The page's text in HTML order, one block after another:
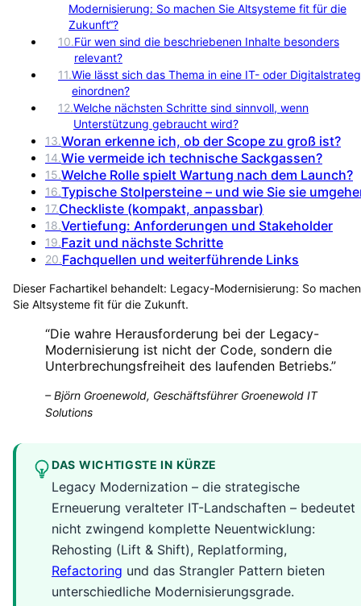
Modernisierung: So machen Sie Altsysteme fit für die
Zukunft“?
10.Für wen sind die beschriebenen Inhalte besonders
relevant?
11.Wie lässt sich das Thema in eine IT- oder
einordnen?
12.Welche nächsten Schritte sind sinnvoll, wenn
Unterstützung gebraucht wird?
13.Woran erkenne ich, ob der Scope zu groß ist?
14.Wie vermeide ich technische Sackgassen?
15.Welche Rolle spielt Wartung nach dem Launch?
16.Typische Stolpersteine – und wie Sie sie
17.Checkliste (kompakt, anpassbar)
18.Vertiefung: Anforderungen und Stakeholder
19.Fazit und nächste Schritte
20.Fachquellen und weiterführende Links
Dieser Fachartikel behandelt: Legacy-Modernisierung: So machen
Sie Altsysteme fit für die Zukunft.
“Die wahre Herausforderung bei der Legacy-
Modernisierung ist nicht der Code, sondern die
Unterbrechungsfreiheit des laufenden Betriebs.”
–Björn Groenewold, Geschäftsführer Groenewold IT
Solutions
DAS WICHTIGSTE IN KÜRZE
Legacy Modernization – die strategische
Erneuerung veralteter IT-Landschaften – bedeutet
nicht zwingend komplette Neuentwicklung:
Rehosting (Lift & Shift), Replatforming,
Refactoring und das Strangler Pattern bieten
unterschiedliche Modernisierungsgrade.